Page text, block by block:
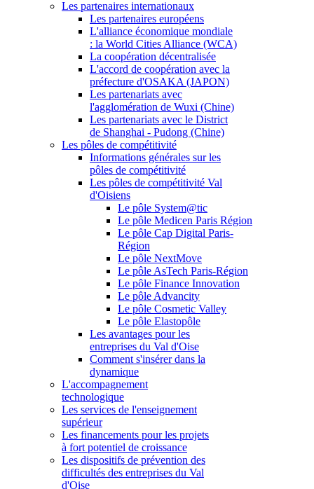
Les partenaires internationaux
Les partenaires européens
L'alliance économique mondiale
: la World Cities Alliance (WCA)
La coopération décentralisée
L'accord de coopération avec la
préfecture d'OSAKA (JAPON)
Les partenariats avec
l'agglomération de Wuxi (Chine)
Les partenariats avec le District
de Shanghai - Pudong (Chine)
Les pôles de compétitivité
Informations générales sur les
pôles de compétitivité
Les pôles de compétitivité Val
d'Oisiens
Le pôle System@tic
Le pôle Medicen Paris Région
Le pôle Cap Digital Paris-
Région
Le pôle NextMove
Le pôle AsTech Paris-Région
Le pôle Finance Innovation
Le pôle Advancity
Le pôle Cosmetic Valley
Le pôle Elastopôle
Les avantages pour les
entreprises du Val d'Oise
Comment s'insérer dans la
dynamique
L'accompagnement
technologique
Les services de l'enseignement
supérieur
Les financements pour les projets
à fort potentiel de croissance
Les dispositifs de prévention des
difficultés des entreprises du Val
d'Oise